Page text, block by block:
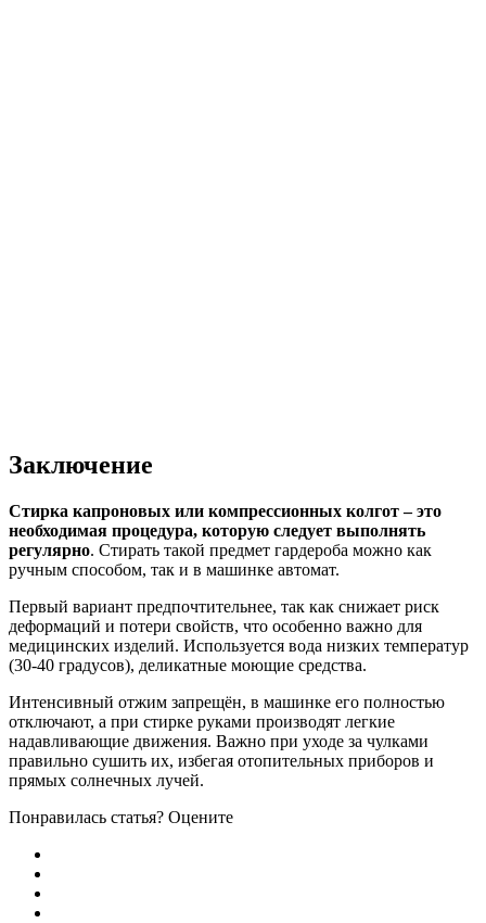
Заключение
Стирка капроновых или компрессионных колгот – это
необходимая процедура, которую следует выполнять
регулярно. Стирать такой предмет гардероба можно как
ручным способом, так и в машинке автомат.
Первый вариант предпочтительнее, так как снижает риск
деформаций и потери свойств, что особенно важно для
медицинских изделий. Используется вода низких температур
(30-40 градусов), деликатные моющие средства.
Интенсивный отжим запрещён, в машинке его полностью
отключают, а при стирке руками производят легкие
надавливающие движения. Важно при уходе за чулками
правильно сушить их, избегая отопительных приборов и
прямых солнечных лучей.
Понравилась статья? Оцените